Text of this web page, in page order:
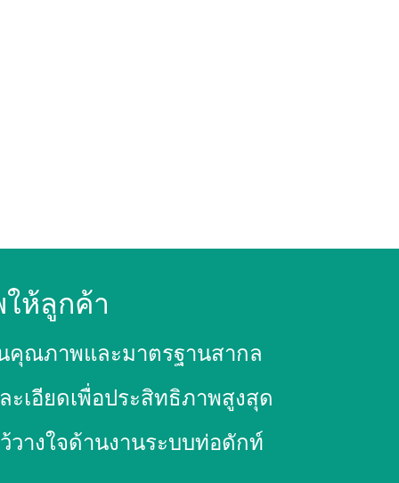
ห้ลูกค้า
คุณภาพและมาตรฐานสากล
เอียดเพื่อประสิทธิภาพสูงสุด
างใจด้านงานระบบท่อดักท์